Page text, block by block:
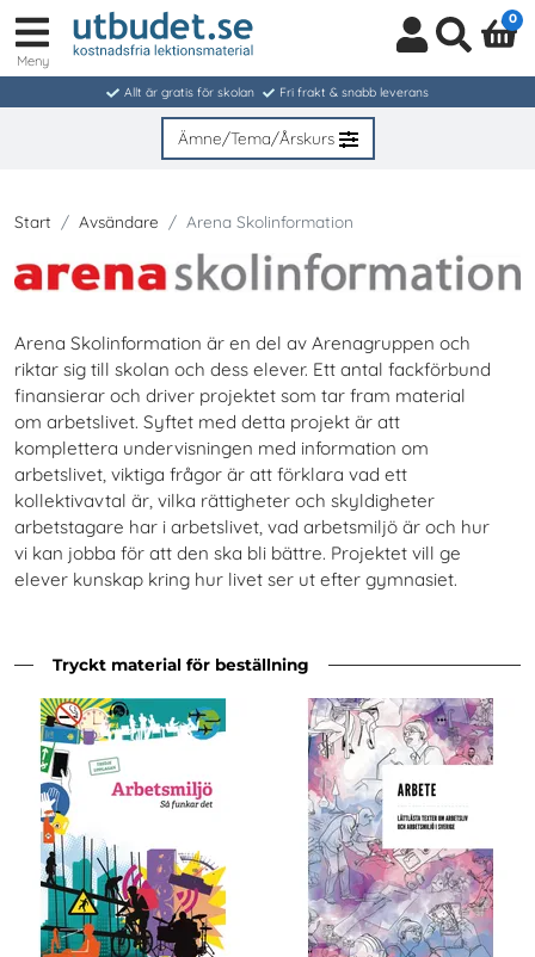
in
/
Meny
0
Allt är gratis för skolan Fri frakt & snabb leverans
Ämne/Tema/Årskurs
Start Avsändare Arena Skolinformation
Arena Skolinformation är en del av Arenagruppen och
riktar sig till skolan och dess elever. Ett antal fackförbund
finansierar och driver projektet som tar fram material
om arbetslivet. Syftet med detta projekt är att
komplettera undervisningen med information om
arbetslivet, viktiga frågor är att förklara vad ett
kollektivavtal är, vilka rättigheter och skyldigheter
arbetstagare har i arbetslivet, vad arbetsmiljö är och hur
vi kan jobba för att den ska bli bättre. Projektet vill ge
elever kunskap kring hur livet ser ut efter gymnasiet.
Tryckt material för beställning